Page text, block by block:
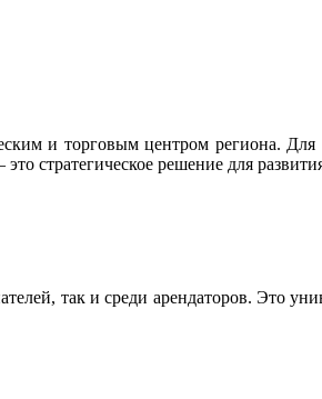
и торговым центром региона.
стратегическое решение для
так и среди арендаторов. Это